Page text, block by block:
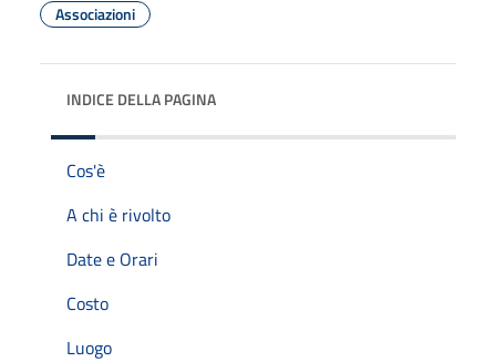
Associazioni
INDICE DELLA PAGINA
Cos'è
A chi è rivolto
Date e Orari
Costo
Luogo